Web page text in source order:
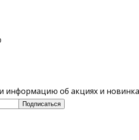
информацию об акциях и